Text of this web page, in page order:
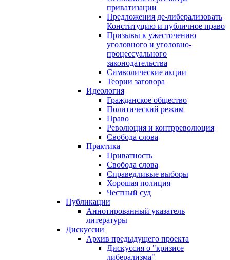
приватизации
Предложения де-либерализовать
Конституцию и публичное право
Призывы к ужесточению
уголовного и уголовно-
процессуального
законодательства
Символические акции
Теории заговора
Идеология
Гражданское общество
Политический режим
Право
Революция и контрреволюция
Свобода слова
Практика
Приватность
Свобода слова
Справедливые выборы
Хорошая полиция
Честный суд
Публикации
Аннотированный указатель
литературы
Дискуссии
Архив предыдущего проекта
Дискуссия о "кризисе
либерализма"